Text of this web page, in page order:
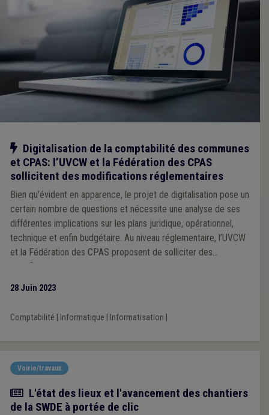
Notre action
Digitalisation de la comptabilité des communes
et CPAS: l’UVCW et la Fédération des CPAS
sollicitent des modifications réglementaires
Bien qu’évident en apparence, le projet de digitalisation pose un
certain nombre de questions et nécessite une analyse de ses
différentes implications sur les plans juridique, opérationnel,
technique et enfin budgétaire. Au niveau réglementaire, l’UVCW
et la Fédération des CPAS proposent de solliciter des
modifications au niveau du CDLD, de la loi organique des CPAS,
28 Juin 2023
Comptabilité Informatique Informatisation
Voirie/travaux
Article
L'état des lieux et l'avancement des chantiers
de la SWDE à portée de clic